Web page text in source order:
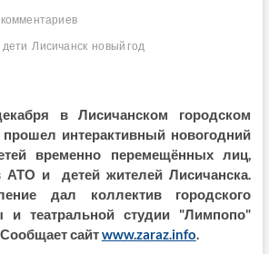
дети Лисичанск новый год
в Лисичанском городском
интерактивный новогодний
временно перемещённых лиц,
АТО и детей жителей Лисичанска.
дал коллектив городского
и театральной студии "Лимпопо"
сайтwww.zaraz.info.